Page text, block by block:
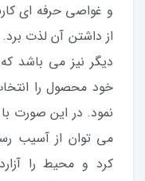
و غواصی حرفه ای
از داشتن آن لذت
دیگر نیز می باشد
خود محصول را
نمود. در این صورت
می توان از آسیب
کرد و محیط را